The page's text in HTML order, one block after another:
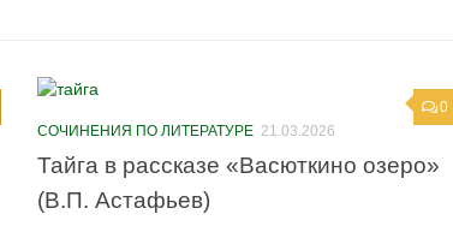
0
СОЧИНЕНИЯ ПО ЛИТЕРАТУРЕ 21.03.2026
Тайга в рассказе «Васюткино озеро»
(В.П. Астафьев)